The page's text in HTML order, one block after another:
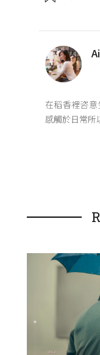
在稻香裡咨
感觸於日常所